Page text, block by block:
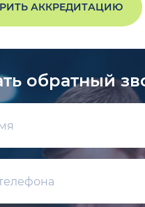
АККРЕДИТАЦИЮ
обратный